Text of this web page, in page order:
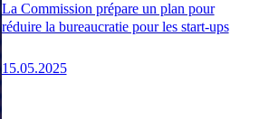
La Commission prépare un plan pour
réduire la bureaucratie pour les start-ups
15.05.2025